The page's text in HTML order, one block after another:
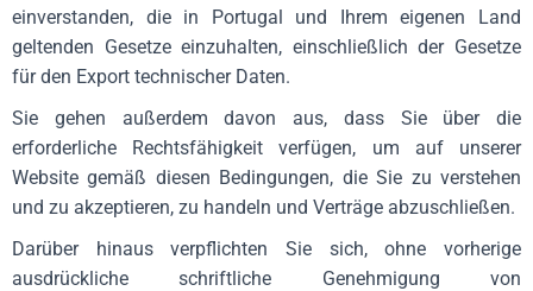
einverstanden, die in Portugal und Ihrem eigenen Land
geltenden Gesetze einzuhalten, einschließlich der Gesetze
für den Export technischer Daten.
Sie gehen außerdem davon aus, dass Sie über die
erforderliche Rechtsfähigkeit verfügen, um auf unserer
Website gemäß diesen Bedingungen, die Sie zu verstehen
und zu akzeptieren, zu handeln und Verträge abzuschließen.
Darüber hinaus verpflichten Sie sich, ohne vorherige
ausdrückliche schriftliche Genehmigung von